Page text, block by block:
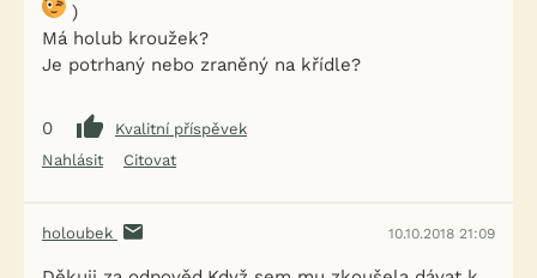
)
Má holub kroužek?
Je potrhaný nebo zraněný na křídle?
0
Kvalitní příspěvek
Nahlásit
Citovat
holoubek 10.10.2018 21:09